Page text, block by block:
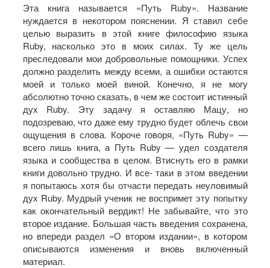
Эта книга называется «Путь Ruby». Название
нуждается в некотором пояснении. Я ставил себе
целью выразить в этой книге философию языка
Ruby, насколько это в моих силах. Ту же цель
преследовали мои добровольные помощники. Успех
должно разделить между всеми, а ошибки остаются
моей и только моей виной. Конечно, я не могу
абсолютно точно сказать, в чем же состоит истинный
дух Ruby. Эту задачу я оставляю Мацу, но
подозреваю, что даже ему трудно будет облечь свои
ощущения в слова. Короче говоря, «Путь Ruby» —
всего лишь книга, а Путь Ruby — удел создателя
языка и сообщества в целом. Втиснуть его в рамки
книги довольно трудно. И все- таки в этом введении
я попытаюсь хотя бы отчасти передать неуловимый
дух Ruby. Мудрый ученик не воспримет эту попытку
как окончательный вердикт! Не забывайте, что это
второе издание. Большая часть введения сохранена,
но впереди раздел «О втором издании», в котором
описываются изменения и вновь включенный
материал.